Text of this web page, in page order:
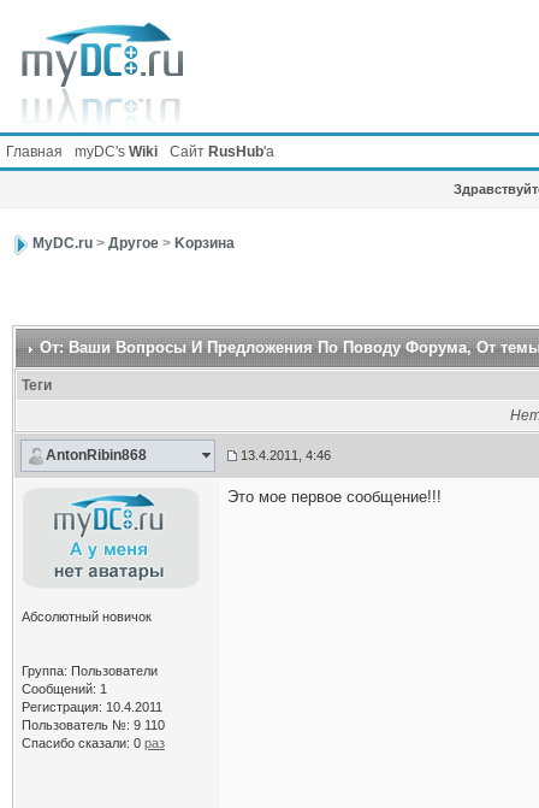
Главная myDC's Wiki Сайт RusHub'а
MyDC.ru> Другое> Kорзина
От: Ваши Вопросы И Предложения По Поводу Форума, От
Теги
AntonRibin868 13.4.2011, 4:46
Абсолютный новичок
Группа: Пользователи
Сообщений: 1
Регистрация: 10.4.2011
Пользователь №: 9 110
Спасибо сказали: 0 раз
Это мое первое сообщение!!!